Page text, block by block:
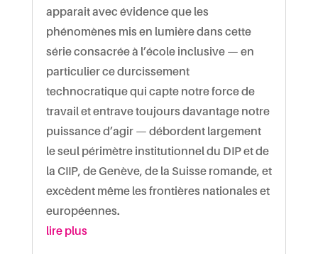
apparait avec évidence que les
phénomènes mis en lumière dans cette
série consacrée à l’école inclusive — en
particulier ce durcissement
technocratique qui capte notre force de
travail et entrave toujours davantage notre
puissance d’agir — débordent largement
le seul périmètre institutionnel du DIP et de
la CIIP, de Genève, de la Suisse romande, et
excèdent même les frontières nationales et
européennes.
lire plus